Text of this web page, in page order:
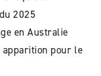
2025
en Australie
apparition pour le